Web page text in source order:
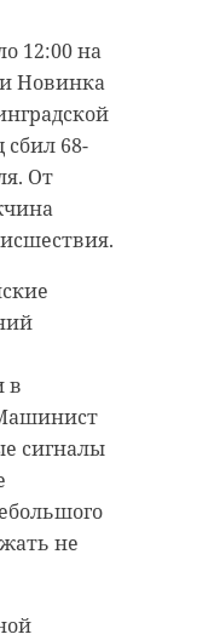
12:00 на
Новинка
сбил 68-
От
в
сигналы
не